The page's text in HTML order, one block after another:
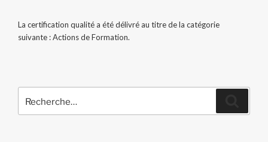
La certification qualité a été délivré au titre de la catégorie
suivante : Actions de Formation.
pour